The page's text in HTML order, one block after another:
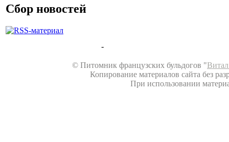
Сбор новостей
-
© Питомник французских бульдогов "
Копирование материалов сайта без
При использовании